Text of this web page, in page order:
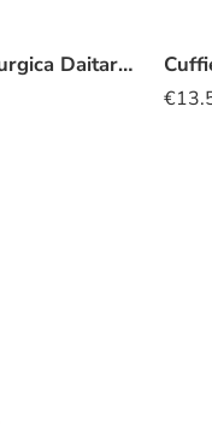
Cuffietta chirurgica Daitarn 3 Daltanius
€